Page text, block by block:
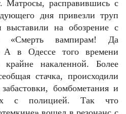
Матросы, расправившись с
дня привезли труп
на обозрение с
«Смерть вампирам! Да
А в Одессе того времени
накаленной. Более
стачка, происходили
бомбометания и
с полицией. Так что